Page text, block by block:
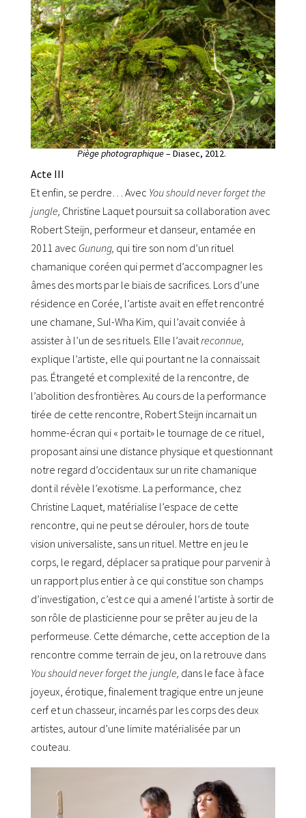
Piège photographique– Diasec, 2012.
Acte III
Et enfin, se perdre… Avec You should never forget the
jungle, Christine Laquet poursuit sa collaboration avec
Robert Steijn, performeur et danseur, entamée en
2011 avec Gunung, qui tire son nom d’un rituel
chamanique coréen qui permet d’accompagner les
âmes des morts par le biais de sacrifices. Lors d’une
résidence en Corée, l’artiste avait en effet rencontré
une chamane, Sul-Wha Kim, qui l’avait conviée à
assister à l’un de ses rituels. Elle l’avait reconnue,
explique l’artiste, elle qui pourtant ne la connaissait
pas. Étrangeté et complexité de la rencontre, de
l’abolition des frontières. Au cours de la performance
tirée de cette rencontre, Robert Steijn incarnait un
homme-écran qui « portait» le tournage de ce rituel,
proposant ainsi une distance physique et questionnant
notre regard d’occidentaux sur un rite chamanique
dont il révèle l’exotisme. La performance, chez
Christine Laquet, matérialise l’espace de cette
rencontre, qui ne peut se dérouler, hors de toute
vision universaliste, sans un rituel. Mettre en jeu le
corps, le regard, déplacer sa pratique pour parvenir à
un rapport plus entier à ce qui constitue son champs
d’investigation, c’est ce qui a amené l’artiste à sortir de
son rôle de plasticienne pour se prêter au jeu de la
performeuse. Cette démarche, cette acception de la
rencontre comme terrain de jeu, on la retrouve dans
You should never forget the jungle, dans le face à face
joyeux, érotique, finalement tragique entre un jeune
cerf et un chasseur, incarnés par les corps des deux
artistes, autour d’une limite matérialisée par un
couteau.